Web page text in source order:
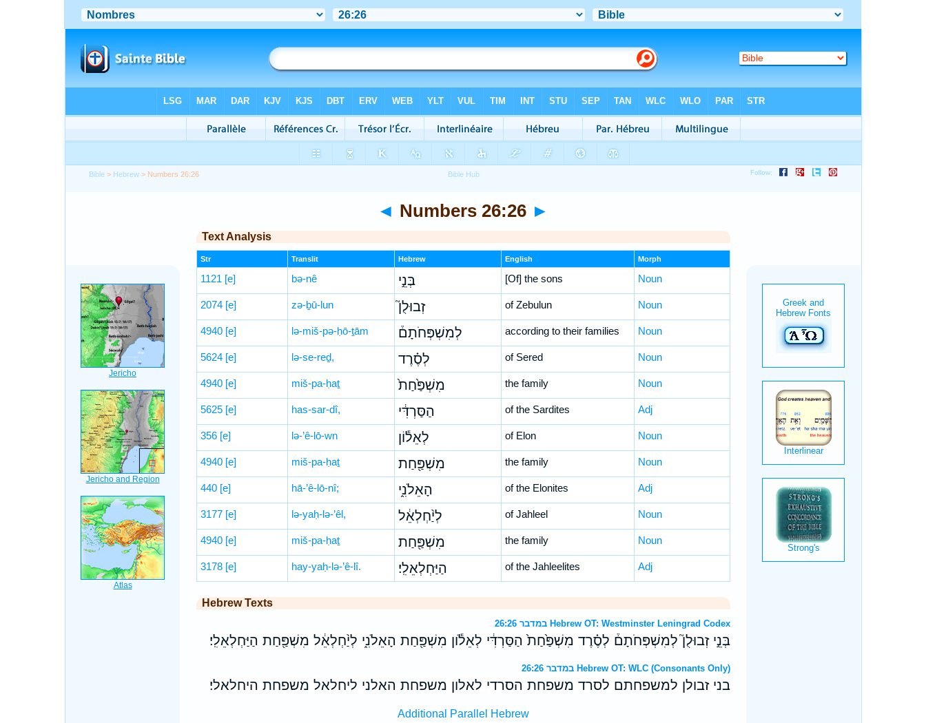
Bible > Hebrew > Numbers 26:26
◄ Numbers 26:26 ►
Text Analysis
Str Translit Hebrew English Morph
1121 [e] bə-nê בְּנֵ֣י [Of] the sons Noun
2074 [e] zə-ḇū-lun זְבוּלֻן֮ of Zebulun Noun
4940 [e] lə-miš-pə-ḥō-ṯām לְמִשְׁפְּחֹתָם֒ according to their families Noun
5624 [e] lə-se-reḏ, לְסֶ֗רֶד of Sered Noun
4940 [e] miš-pa-ḥaṯ מִשְׁפַּ֙חַת֙ the family Noun
5625 [e] has-sar-dî, הַסַּרְדִּ֔י of the Sardites Adj
356 [e] lə-’ê-lō-wn לְאֵל֕וֹן of Elon Noun
4940 [e] miš-pa-ḥaṯ מִשְׁפַּ֖חַת the family Noun
440 [e] hā-’ê-lō-nî; הָאֵלֹנִ֑י of the Elonites Adj
3177 [e] lə-yaḥ-lə-’êl, לְיַ֨חְלְאֵ֔ל of Jahleel Noun
4940 [e] miš-pa-ḥaṯ מִשְׁפַּ֖חַת the family Noun
3178 [e] hay-yaḥ-lə-’ê-lî. הַיַּחְלְאֵלִֽי׃ of the Jahleelites Adj
Hebrew Texts
במדבר 26:26 Hebrew OT: Westminster Leningrad Codex
בְּנֵ֣י זְבוּלֻן֮ לְמִשְׁפְּחֹתָם֒ לְסֶ֗רֶד מִשְׁפַּ֙חַת֙ הַסַּרְדִּ֔י לְאֵלֹ֕ון מִשְׁפַּ֖חַת הָאֵלֹנִ֑י לְיַ֨חְלְאֵ֔ל מִשְׁפַּ֖חַת הַיַּחְלְאֵלִֽי׃
במדבר 26:26 Hebrew OT: WLC (Consonants Only)
בני זבולן למשפחתם לסרד משפחת הסרדי לאלון משפחת האלני ליחלאל משפחת היחלאלי׃
Additional Parallel Hebrew